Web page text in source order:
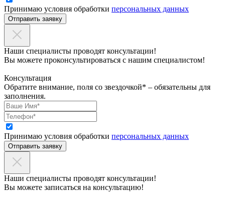
Принимаю условия обработки персональных данных
Отправить заявку
Наши специалисты проводят консультации!
Вы можете проконсультироваться с нашим специалистом!
Консультация
Обратите внимание, поля со звездочкой* – обязательны для
заполнения.
Принимаю условия обработки персональных данных
Отправить заявку
Наши специалисты проводят консультации!
Вы можете записаться на консультацию!